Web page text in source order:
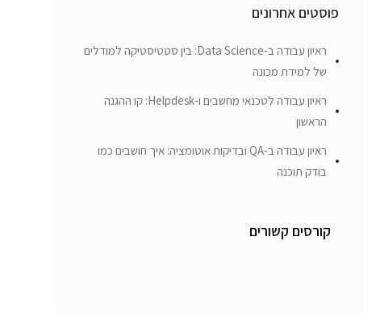
פוסטים אחרונים
ראיון עבודה ב-Data Science: בין סטטיסטיקה למודלים
של למידת מכונה
ראיון עבודה לטכנאי מחשבים ו-Helpdesk: קו ההגנה
הראשון
ראיון עבודה ב-QA ובדיקות אוטומציה: איך חושבים כמו
בודק תוכנה
קורסים קשורים